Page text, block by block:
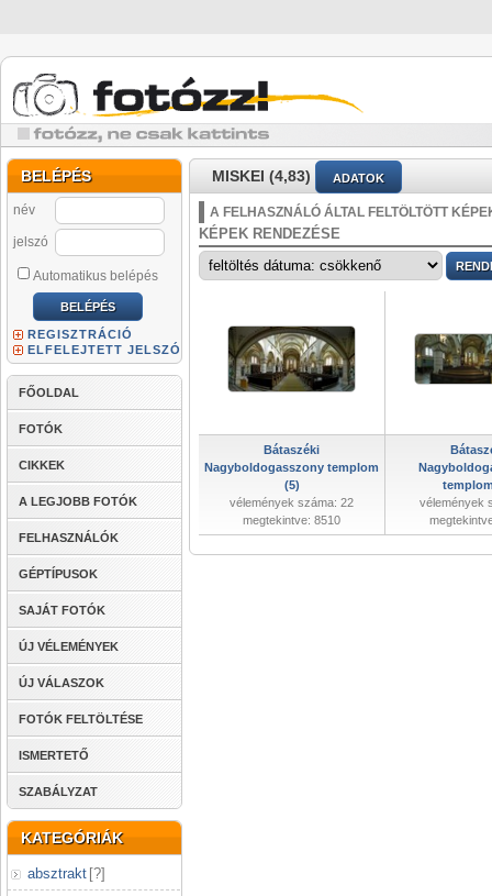
BELÉPÉS
név
jelszó
Automatikus belépés
REGISZTRÁCIÓ
ELFELEJTETT JELSZÓ
FŐOLDAL
FOTÓK
CIKKEK
A LEGJOBB FOTÓK
FELHASZNÁLÓK
GÉPTÍPUSOK
SAJÁT FOTÓK
ÚJ VÉLEMÉNYEK
ÚJ VÁLASZOK
FOTÓK FELTÖLTÉSE
ISMERTETŐ
SZABÁLYZAT
KATEGÓRIÁK
absztrakt [?]
MISKEI (4,83) ADATOK
A FELHASZNÁLÓ ÁLTAL FELTÖLTÖTT
KÉPEK RENDEZÉSE
Bátaszéki
Nagyboldogasszony templom
(5)
vélemények száma: 22
megtekintve: 8510
vélemények